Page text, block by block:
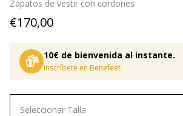
Zapatos de vestir con cordones
€170,00
10€ de bienvenida al instante.
Inscríbete en Benefeet
Seleccionar Talla